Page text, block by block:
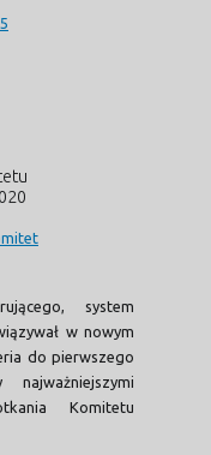
system
w nowym
do pierwszego
Komitetu